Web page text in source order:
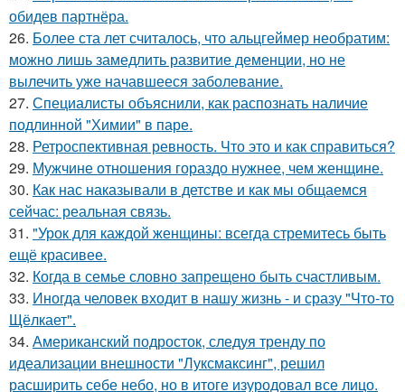
обидев партнёра.
26. Более ста лет считалось, что альцгеймер необратим:
можно лишь замедлить развитие деменции, но не
вылечить уже начавшееся заболевание.
27. Специалисты объяснили, как распознать наличие
подлинной "Химии" в паре.
28. Ретроспективная ревность. Что это и как справиться?
29. Мужчине отношения гораздо нужнее, чем женщине.
30. Как нас наказывали в детстве и как мы общаемся
сейчас: реальная связь.
31. "Урок для каждой женщины: всегда стремитесь быть
ещё красивее.
32. Когда в семье словно запрещено быть счастливым.
33. Иногда человек входит в нашу жизнь - и сразу "Что-то
Щёлкает".
34. Американский подросток, следуя тренду по
идеализации внешности "Луксмаксинг", решил
расширить себе небо, но в итоге изуродовал все лицо.